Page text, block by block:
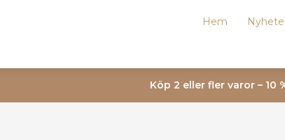
Hem
Köp 2 eller fler varor – 10